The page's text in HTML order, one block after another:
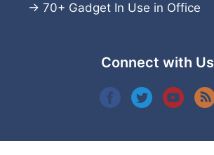
→ 70+ Gadget In Use in Office
Connect with Us